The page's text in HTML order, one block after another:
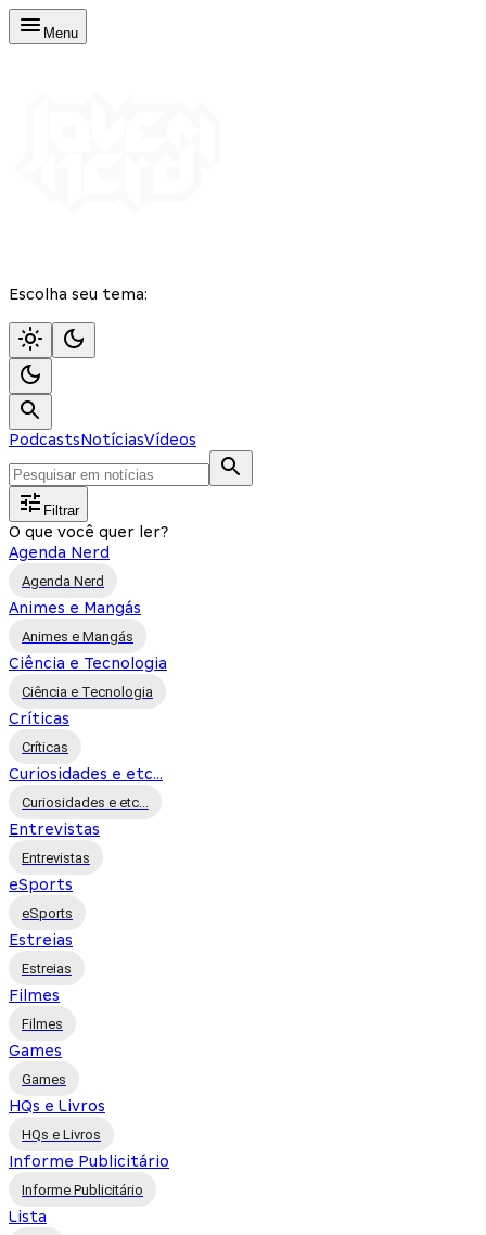
Menu
Escolha seu tema:
PodcastsNotíciasVídeos
Filtrar
O que você quer ler?
Agenda Nerd
Agenda Nerd
Animes e Mangás
Animes e Mangás
Ciência e Tecnologia
Ciência e Tecnologia
Críticas
Críticas
Curiosidades e etc...
Curiosidades e etc...
Entrevistas
Entrevistas
eSports
eSports
Estreias
Estreias
Filmes
Filmes
Games
Games
HQs e Livros
HQs e Livros
Informe Publicitário
Informe Publicitário
Lista